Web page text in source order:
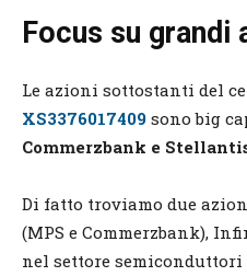
Focus su grandi
Le azioni sottostanti del
XS3376017409 sono big
Commerzbank e
Di fatto troviamo due
(MPS e Commerzbank),
nel settore semiconduttori